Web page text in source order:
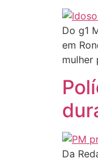
Do g1
em
mulher
Da